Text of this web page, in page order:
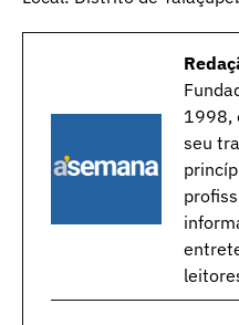
1998,
seu